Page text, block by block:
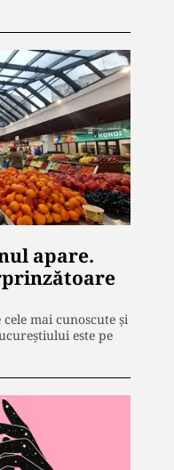
apare.
mai cunoscute și
este pe